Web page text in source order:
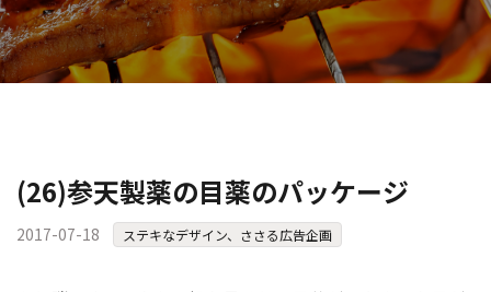
採用情報
資料ダウンロード
コンテストを主催される方へ
公募運営SaaS 「Kouboプランナー」
(26)参天製薬の目薬のパッケージ
2017-07-18 ステキなデザイン、ささる広告企画